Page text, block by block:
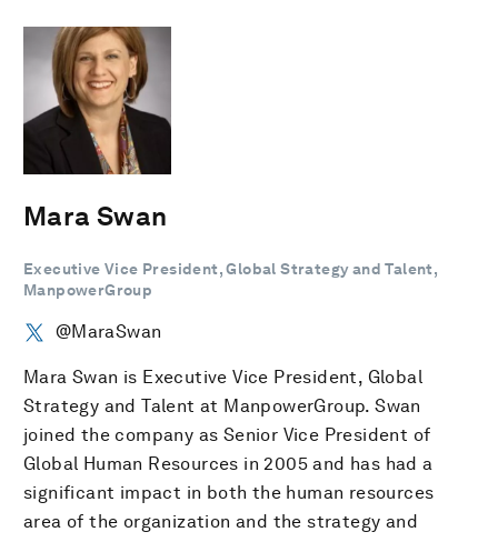
Mara Swan
Executive Vice President, Global Strategy and Talent,
ManpowerGroup
@MaraSwan
Mara Swan is Executive Vice President, Global
Strategy and Talent at ManpowerGroup. Swan
joined the company as Senior Vice President of
Global Human Resources in 2005 and has had a
significant impact in both the human resources
area of the organization and the strategy and